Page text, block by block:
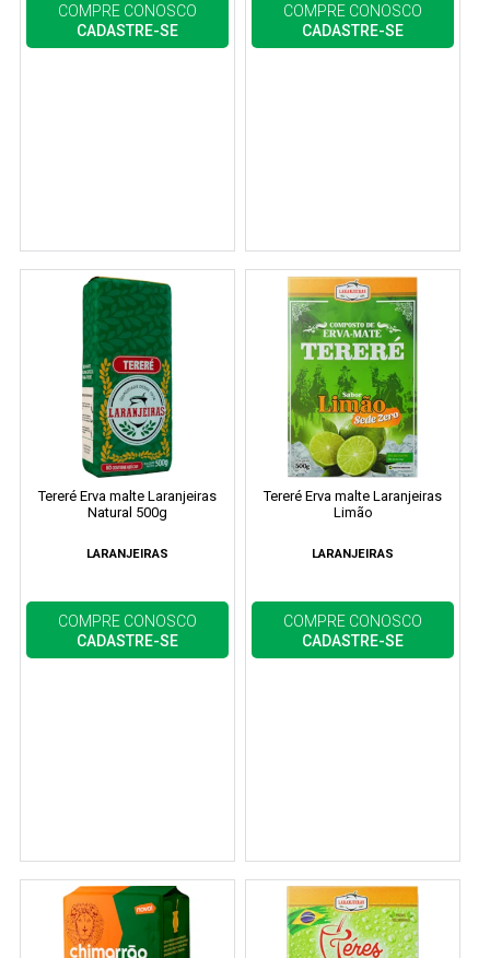
COMPRE CONOSCO
CADASTRE-SE
COMPRE CONOSCO
CADASTRE-SE
Tereré Erva malte Laranjeiras
Natural 500g
LARANJEIRAS
COMPRE CONOSCO
CADASTRE-SE
Tereré Erva malte Laranjeiras
Limão
LARANJEIRAS
COMPRE CONOSCO
CADASTRE-SE